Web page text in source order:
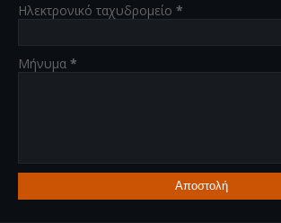
Ηλεκτρονικό ταχυδρομείο *
Μήνυμα *